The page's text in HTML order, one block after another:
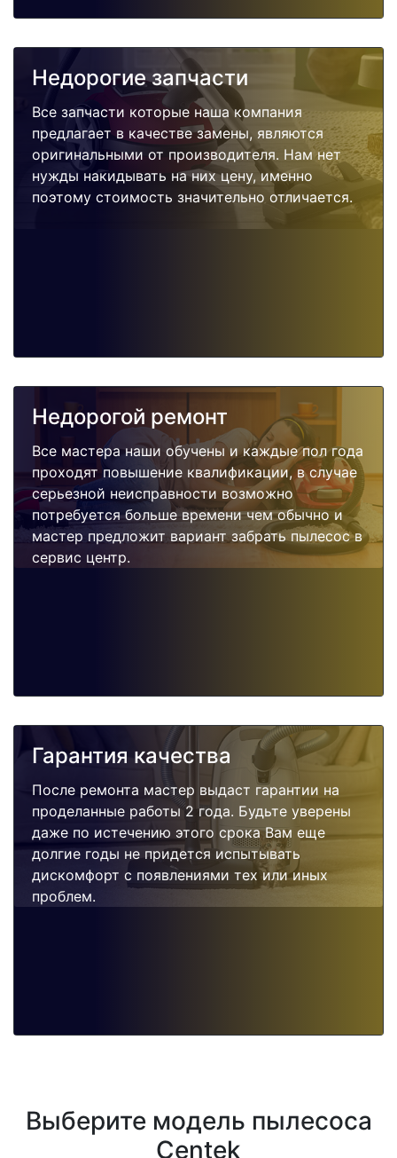
Недорогие запчасти
Все запчасти которые наша компания
предлагает в качестве замены, являются
оригинальными от производителя. Нам нет
нужды накидывать на них цену, именно
поэтому стоимость значительно отличается.
Недорогой ремонт
Все мастера наши обучены и каждые пол года
проходят повышение квалификации, в случае
серьезной неисправности возможно
потребуется больше времени чем обычно и
мастер предложит вариант забрать пылесос в
сервис центр.
Гарантия качества
После ремонта мастер выдаст гарантии на
проделанные работы 2 года. Будьте уверены
даже по истечению этого срока Вам еще
долгие годы не придется испытывать
дискомфорт с появлениями тех или иных
проблем.
Выберите модель пылесоса
Centek